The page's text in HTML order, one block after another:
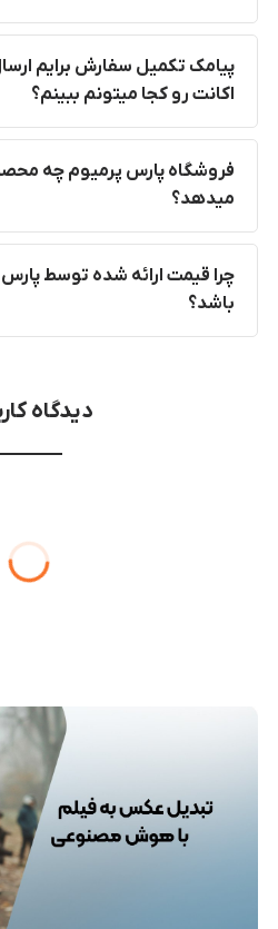
پیامک تکمیل سفارش برایم
اکانت رو کجا میتونم ببینم؟
فروشگاه پارس پرمیوم چه
میدهد؟
چرا قیمت ارائه شده توسط پارس
باشد؟
دیدگاه